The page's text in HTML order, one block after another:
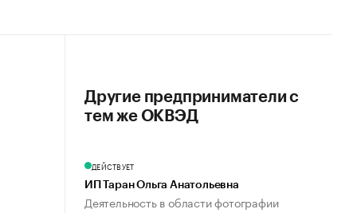
Другие предприниматели с
тем же ОКВЭД
ДЕЙСТВУЕТ
ИП Таран Ольга Анатольевна
Деятельность в области фотографии